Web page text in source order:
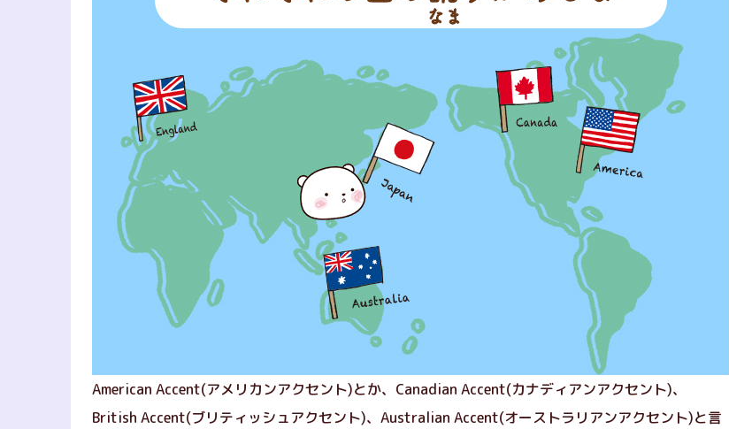
American Accent(アメリカンアクセント)とか、Canadian Accent(カナディアンアクセント)、
British Accent(ブリティッシュアクセント)、Australian Accent(オーストラリアンアクセント)と言